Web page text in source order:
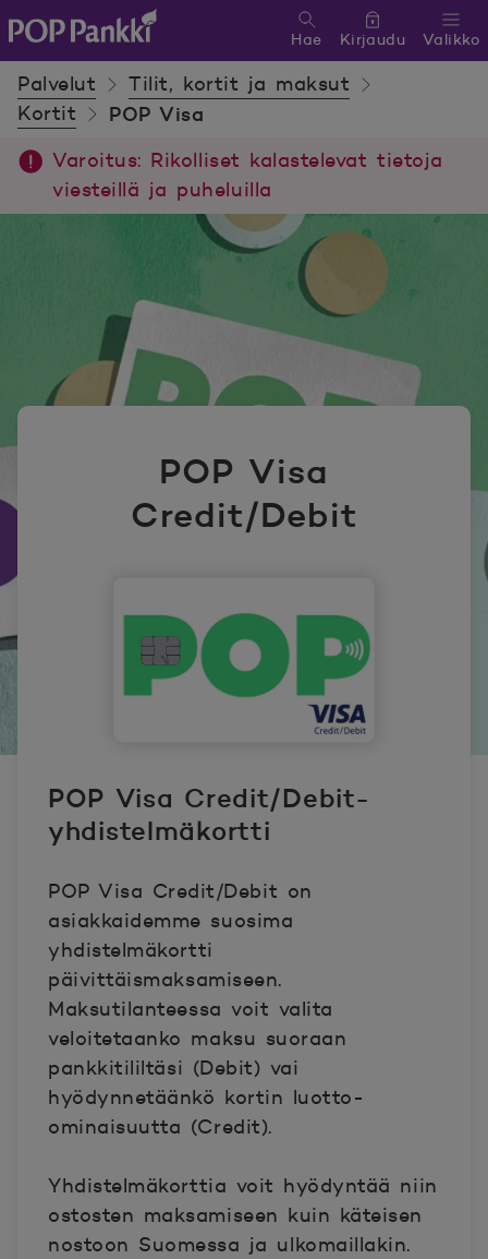
POP Pankki, etusivulle
Valikko
Hae Kirjaudu
Palvelut
Tilit, kortit ja maksut
Kortit
POP Visa
Varoitus: Rikolliset kalastelevat tietoja
viesteillä ja puheluilla
POP Visa
Credit/Debit
POP Visa Credit/Debit-
yhdistelmäkortti
POP Visa Credit/Debit on
asiakkaidemme suosima
yhdistelmäkortti
päivittäismaksamiseen.
Maksutilanteessa voit valita
veloitetaanko maksu suoraan
pankkitililtäsi (Debit) vai
hyödynnetäänkö kortin luotto-
ominaisuutta (Credit).
Yhdistelmäkorttia voit hyödyntää niin
ostosten maksamiseen kuin käteisen
nostoon Suomessa ja ulkomaillakin.